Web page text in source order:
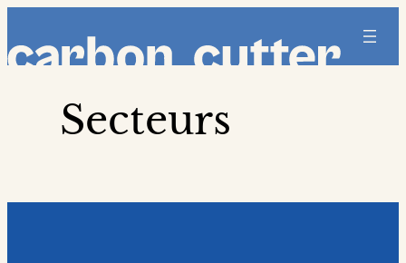
contenu
Secteurs